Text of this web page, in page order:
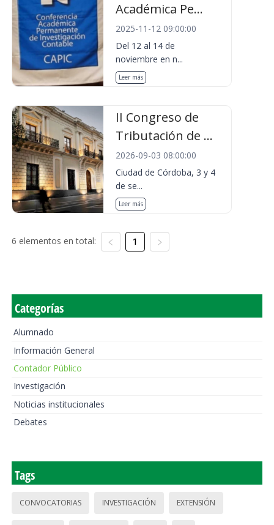
Académica Pe...
2025-11-12 09:00:00
Del 12 al 14 de
noviembre en n...
Leer más
II Congreso de
Tributación de ...
2026-09-03 08:00:00
Ciudad de Córdoba, 3 y 4
de se...
Leer más
6 elementos en total: 1
Categorías
Alumnado
Información General
Contador Público
Investigación
Noticias institucionales
Debates
Tags
CONVOCATORIAS INVESTIGACIÓN EXTENSIÓN